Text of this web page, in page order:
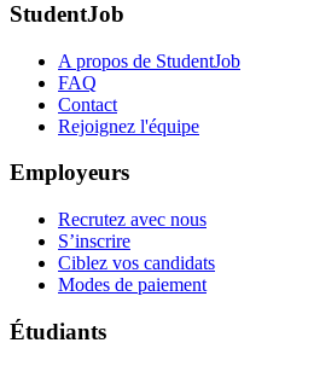
StudentJob
A propos de StudentJob
FAQ
Contact
Rejoignez l'équipe
Employeurs
Recrutez avec nous
S’inscrire
Ciblez vos candidats
Modes de paiement
Étudiants